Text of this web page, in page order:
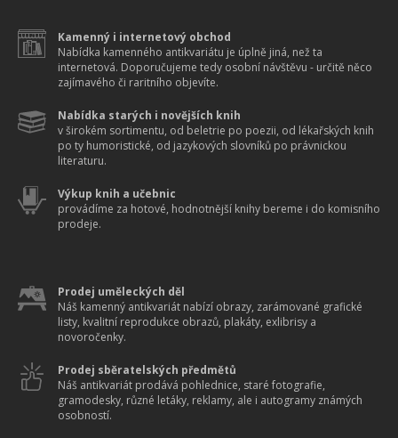
Kamenný i internetový obchod
Nabídka kamenného antikvariátu je úplně jiná, než ta
internetová. Doporučujeme tedy osobní návštěvu - určitě něco
zajímavého či raritního objevíte.
Nabídka starých i novějších knih
v širokém sortimentu, od beletrie po poezii, od lékařských knih
po ty humoristické, od jazykových slovníků po právnickou
literaturu.
Výkup knih a učebnic
provádíme za hotové, hodnotnější knihy bereme i do komisního
prodeje.
Prodej uměleckých děl
Náš kamenný antikvariát nabízí obrazy, zarámované grafické
listy, kvalitní reprodukce obrazů, plakáty, exlibrisy a
novoročenky.
Prodej sběratelských předmětů
Náš antikvariát prodává pohlednice, staré fotografie,
gramodesky, různé letáky, reklamy, ale i autogramy známých
osobností.